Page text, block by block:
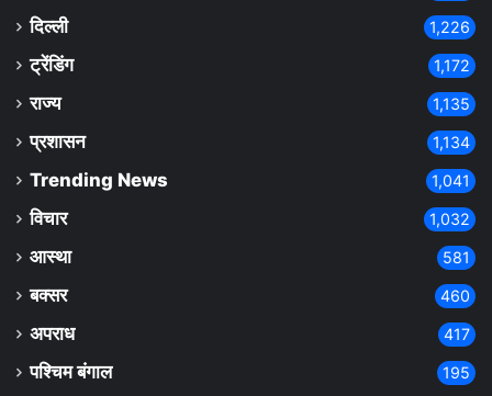
दिल्ली 1,226
ट्रेंडिंग 1,172
राज्य 1,135
प्रशासन 1,134
Trending News 1,041
विचार 1,032
आस्था 581
बक्सर 460
अपराध 417
पश्चिम बंगाल 195